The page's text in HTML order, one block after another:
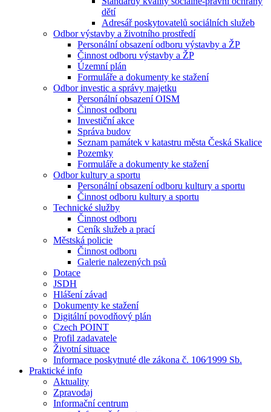
dětí
Adresář poskytovatelů sociálních služeb
Odbor výstavby a životního prostředí
Personální obsazení odboru výstavby a ŽP
Činnost odboru výstavby a ŽP
Územní plán
Formuláře a dokumenty ke stažení
Odbor investic a správy majetku
Personální obsazení OISM
Činnost odboru
Investiční akce
Správa budov
Seznam památek v katastru města Česká Skalice
Pozemky
Formuláře a dokumenty ke stažení
Odbor kultury a sportu
Personální obsazení odboru kultury a sportu
Činnost odboru kultury a sportu
Technické služby
Činnost odboru
Ceník služeb a prací
Městská policie
Činnost odboru
Galerie nalezených psů
Dotace
JSDH
Hlášení závad
Dokumenty ke stažení
Digitální povodňový plán
Czech POINT
Profil zadavatele
Životní situace
Informace poskytnuté dle zákona č. 106⁄1999 Sb.
Praktické info
Aktuality
Zpravodaj
Informační centrum